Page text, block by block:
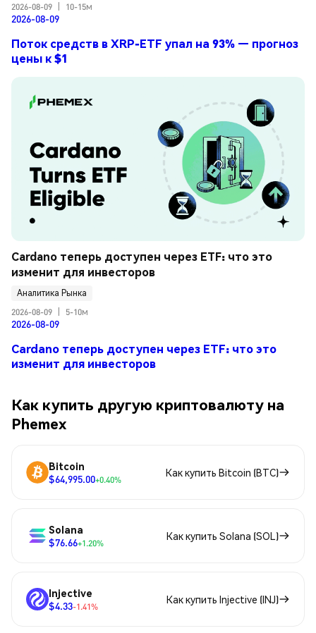
2026-08-09
10-15м
2026-08-09
Поток средств в XRP-ETF упал на 93% — прогноз
цены к $1
Cardano теперь доступен через ETF: что это
изменит для инвесторов
Аналитика Рынка
2026-08-09
5-10м
2026-08-09
Cardano теперь доступен через ETF: что это
изменит для инвесторов
Как купить другую криптовалюту на
Phemex
Bitcoin
$64,995.00+0.40%
Как купить Bitcoin (BTC)
Solana
$76.66+1.20%
Как купить Solana (SOL)
Injective
$4.33-1.41%
Как купить Injective (INJ)